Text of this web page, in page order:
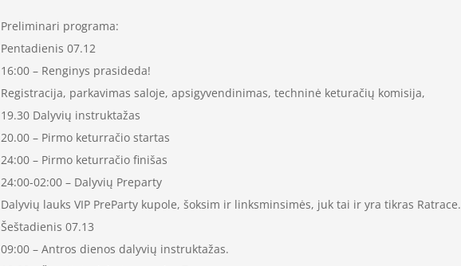
Preliminari programa:
Pentadienis 07.12
16:00 – Renginys prasideda!
Registracija, parkavimas saloje, apsigyvendinimas, techninė keturačių komisija,
19.30 Dalyvių instruktažas
20.00 – Pirmo keturračio startas
24:00 – Pirmo keturračio finišas
24:00-02:00 – Dalyvių Preparty
Dalyvių lauks VIP PreParty kupole, šoksim ir linksminsimės, juk tai ir yra tikras Ratrace.
Šeštadienis 07.13
09:00 – Antros dienos dalyvių instruktažas.